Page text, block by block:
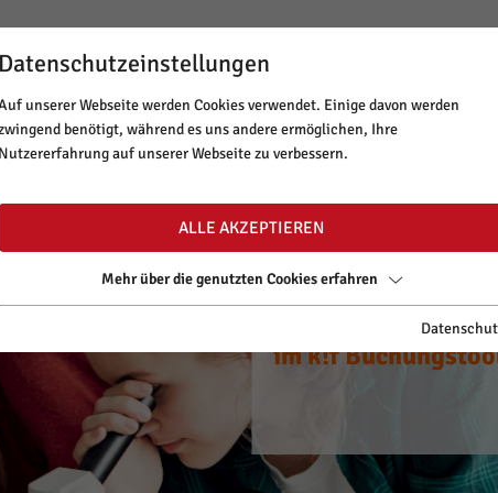
BUCHUNGSTOOL NEWSLETTER
ANGEBOT & THEMEN LAUFENDE
CYANce out of
zu neuen Ufern.
Spannende
im k!f
Starte dein
auf www.mint-
CYANce out of
zu neuen Ufern.
Spannende
im k!f
Datenschutzeinstellungen
unserer Webseite werden Cookies verwendet. Einige davon werden
benötigt, während es uns andere ermöglichen, Ihre
Nutzererfahrung auf unserer Webseite zu verbessern.
ALLE AKZEPTIEREN
Mehr über die genutzten Cookies erfahren